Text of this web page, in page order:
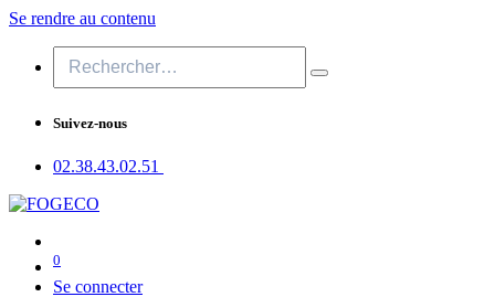
Se rendre au contenu
Suivez-nous
02.38.43​.02.51
0
Se connecter